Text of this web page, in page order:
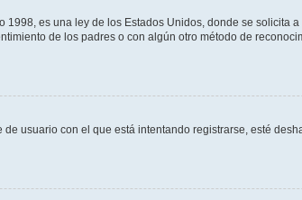
es una ley de los Estados Unidos, donde se solicita
de los padres o con algún otro método de
usuario con el que está intentando registrarse, esté